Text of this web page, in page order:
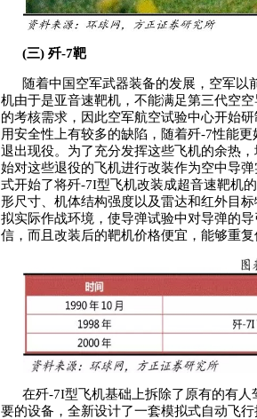
(三) 歼-7靶
随着中国空军武器装备的发展，空军以
机由于是亚音速靶机，不能满足第三代空
的考核需求，因此空军航空试验中心开始
用安全性上有较多的缺陷，随着歼-7性能
退出现役。为了充分发挥这些飞机的余热
始对这些退役的飞机进行改装作为空中导
式开始了将歼-7I型飞机改装成超音速靶机
形尺寸、机体结构强度以及雷达和红外目
拟实际作战环境，使导弹试验中对导弹的
信，而且改装后的靶机价格便宜，能够重
在歼-7I型飞机基础上拆除了原有的有
要的设备，全新设计了一套模拟式自动飞